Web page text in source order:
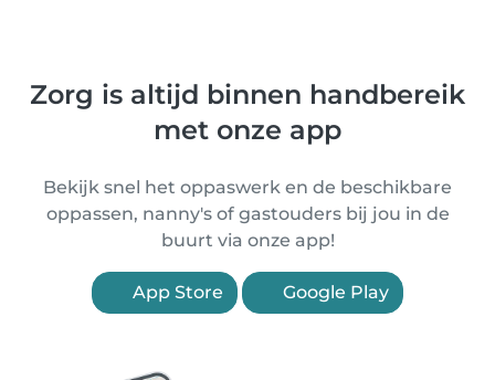
Zorg is altijd binnen handbereik
met onze app
Bekijk snel het oppaswerk en de beschikbare
oppassen, nanny's of gastouders bij jou in de
buurt via onze app!
App Store Google Play